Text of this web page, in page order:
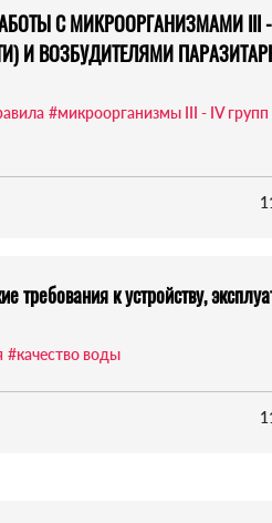
С МИКРООРГАНИЗМАМИ III
И ВОЗБУДИТЕЛЯМИ
#микроорганизмы III - IV групп
требования к устройству,
#качество воды